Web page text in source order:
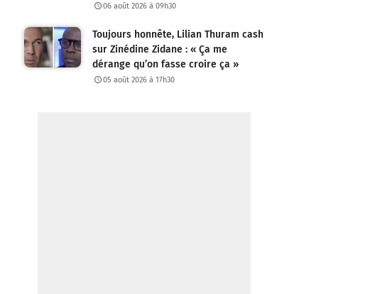
06 août 2026 à 09h30
Toujours honnête, Lilian Thuram cash
sur Zinédine Zidane : « Ça me
dérange qu’on fasse croire ça »
05 août 2026 à 17h30